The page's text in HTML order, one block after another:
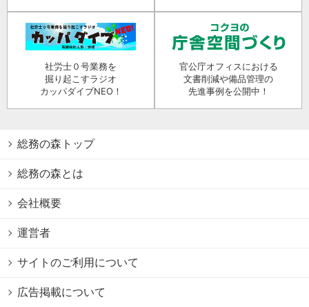
社労士０号業務を
掘り起こすラジオ
カッパダイブNEO！
官公庁オフィスにおける
文書削減や備品管理の
先進事例を公開中！
総務の森トップ
総務の森とは
会社概要
運営者
サイトのご利用について
広告掲載について